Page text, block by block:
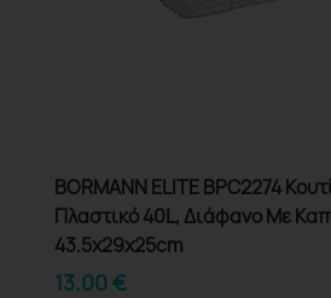
BORMANN ELITE BPC2274
Πλαστικό 40L, Διάφανο Με
43.5x29x25cm
13.00€